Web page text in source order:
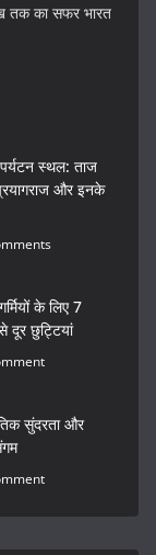
तक का सफर भारत
स्थल: ताज
और इनके
के लिए 7
दूर छुट्टियां
सुंदरता और